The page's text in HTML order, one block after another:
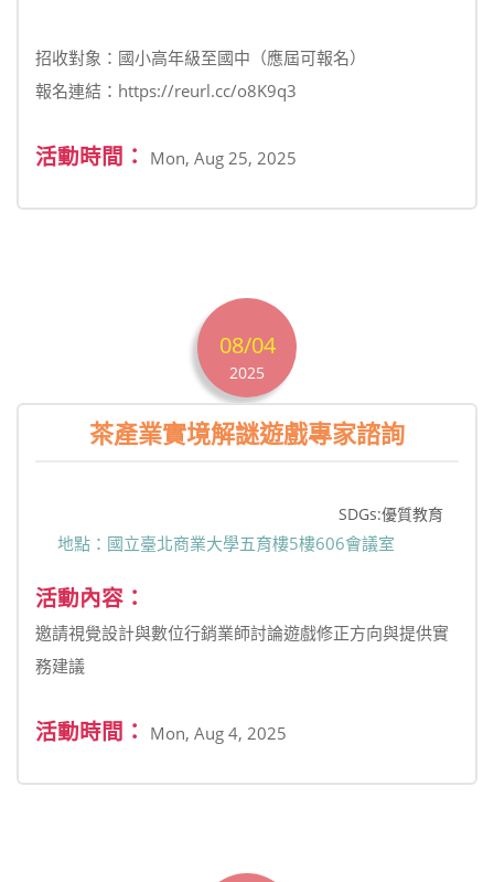
招收對象：國小高年級至國中（應屆可報名）
報名連結：https://reurl.cc/o8K9q3
活動時間： Mon, Aug 25, 2025
08/04
2025
茶產業實境解謎遊戲專家諮詢
SDGs:優質教育
地點：國立臺北商業大學五育樓5樓606會議室
活動內容：
邀請視覺設計與數位行銷業師討論遊戲修正方向與提供實
務建議
活動時間： Mon, Aug 4, 2025